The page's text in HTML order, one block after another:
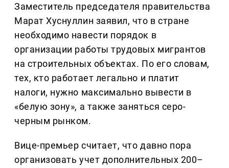
Заместитель председателя правительства
Марат Хуснуллин заявил, что в стране
необходимо навести порядок в
организации работы трудовых мигрантов
на строительных объектах. По его словам,
тех, кто работает легально и платит
налоги, нужно максимально вывести в
«белую зону», а также заняться серо-
черным рынком.
Вице-премьер считает, что давно пора
организовать учет дополнительных 200–